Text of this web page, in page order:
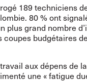
189 techniciens
80 % ont
plus grand nombre
budgétaires
aux dépens de
une « fatigue